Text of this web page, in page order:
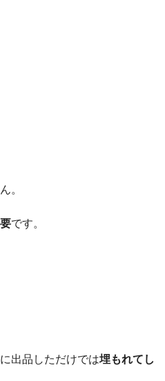
。
です。
出品しただけでは埋もれてし